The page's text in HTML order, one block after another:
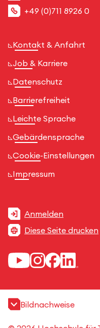
+49 (0)711 8926 0
Kontakt & Anfahrt
Job & Karriere
Datenschutz
Barrierefreiheit
Leichte Sprache
Gebärdensprache
Cookie-Einstellungen
Impressum
Anmelden
Diese Seite drucken
Bildnachweise